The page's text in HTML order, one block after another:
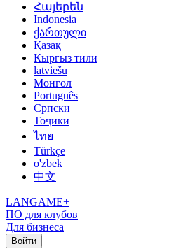
Հայերեն
Indonesia
ქართული
Қазақ
Кыргыз тили
latviešu
Монгол
Português
Српски
Тоҷикӣ
ไทย
Türkçe
o'zbek
中文
LANGAME+
ПО для клубов
Для бизнеса
Войти